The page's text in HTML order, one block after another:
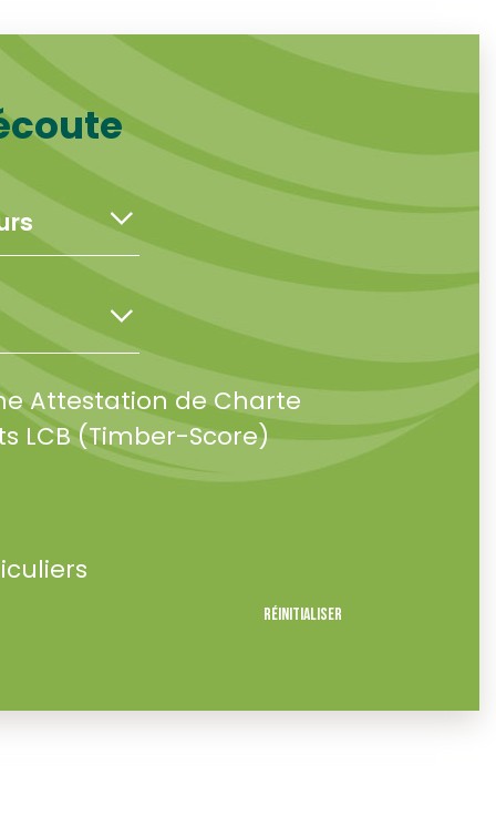
Attestation de Charte
LCB (Timber-Score)
Réinitialiser